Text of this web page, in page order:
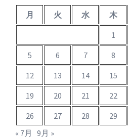
月 火 水 木
1
5
6 7 8
12
13 14 15
19
20 21 22
26
27 28 29
« 7月 9月 »